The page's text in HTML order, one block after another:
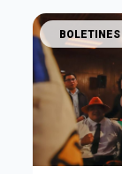
BOLETINES